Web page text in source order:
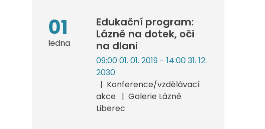
01
ledna
Edukační program:
Lázně na dotek, oči
na dlani
09:00 01. 01. 2019 - 14:00 31. 12.
2030
Konference/vzdělávací
akce
Galerie Lázně
Liberec